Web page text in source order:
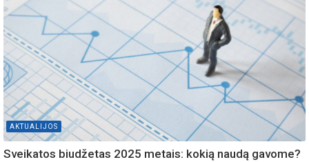
AKTUALIJOS
Sveikatos biudžetas 2025 metais: kokią naudą gavome?